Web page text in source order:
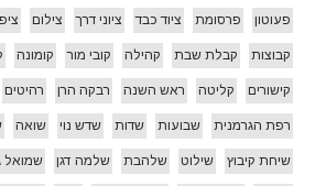
פעוטון פרסומת ציוד כבד ציוני דרך צילום
קבוצות קבלת שבת קהילה קובי מור קומונה
קישורים קליטה ראש השנה רבקה הרן רהיטים
רפת הגרמנית שבועות שדות שדש נוי שואה
שיחת קיבוץ שילוט שלהבת שלמה דגן שמואל